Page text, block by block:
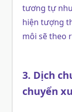
tương tự
hiện tượng
môi sẽ theo
3. Dịch
chuyển